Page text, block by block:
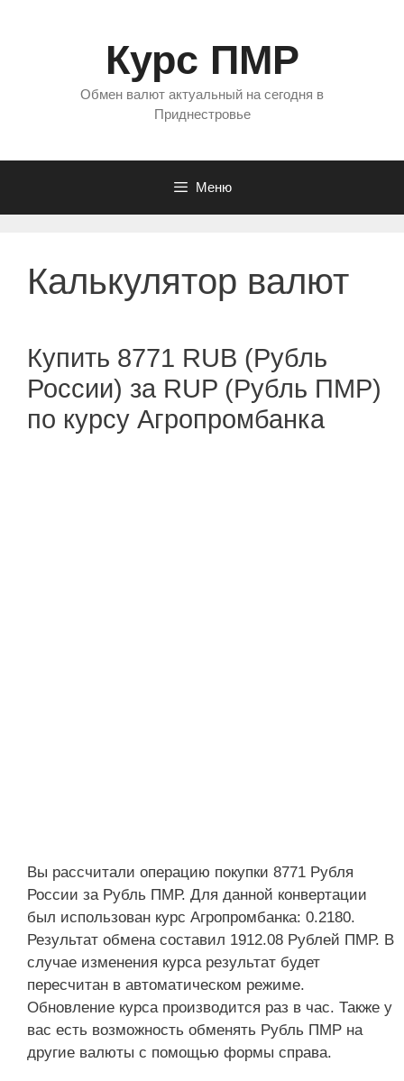
Курс ПМР
Обмен валют актуальный на сегодня в
Приднестровье
Меню
Калькулятор валют
Купить 8771 RUB (Рубль
России) за RUP (Рубль ПМР)
по курсу Агропромбанка
Вы рассчитали операцию покупки 8771 Рубля
России за Рубль ПМР. Для данной конвертации
был использован курс Агропромбанка: 0.2180.
Результат обмена составил 1912.08 Рублей ПМР. В
случае изменения курса результат будет
пересчитан в автоматическом режиме.
Обновление курса производится раз в час. Также у
вас есть возможность обменять Рубль ПМР на
другие валюты с помощью формы справа.